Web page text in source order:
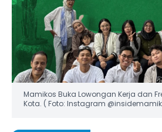
Mamikos Buka Lowongan Kerja dan
Kota. ( Foto: Instagram